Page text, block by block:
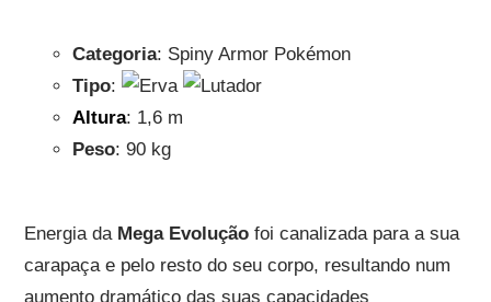
Categoria: Spiny Armor Pokémon
Tipo:
Altura: 1,6 m
Peso: 90 kg
Energia da Mega Evoluçãofoi canalizada para a sua
carapaça e pelo resto do seu corpo, resultando num
aumento dramático das suas capacidades